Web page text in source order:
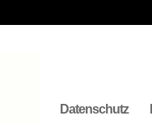
Datenschutz